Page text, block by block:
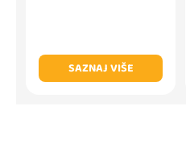
SAZNAJ VIŠE